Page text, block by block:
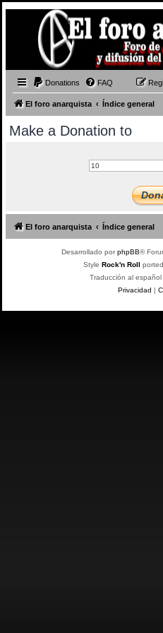
Donations FAQ
El foro anarquista Índice general
Make a Donation to
El foro anarquista Índice general
Desarrollado porphpBB®
Style Rock'n Roll
Traducción al
Privacidad |